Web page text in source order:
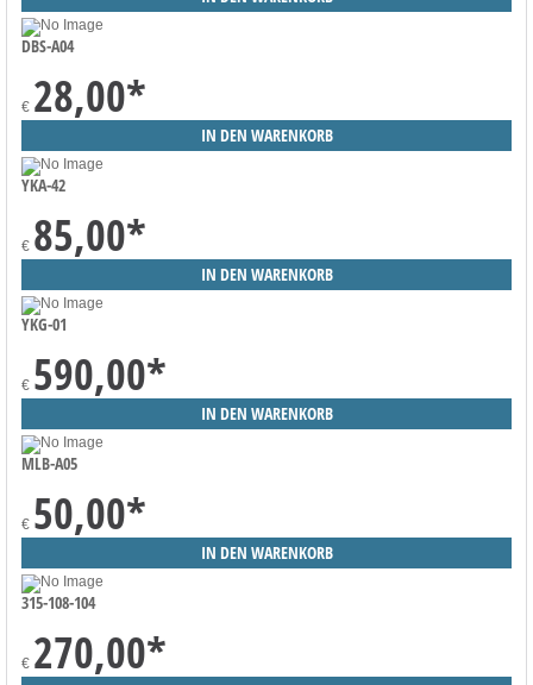
DBS-A04
€ 28,00*
YKA-42
€ 85,00*
YKG-01
€ 590,00*
MLB-A05
€ 50,00*
315-108-104
€ 270,00*